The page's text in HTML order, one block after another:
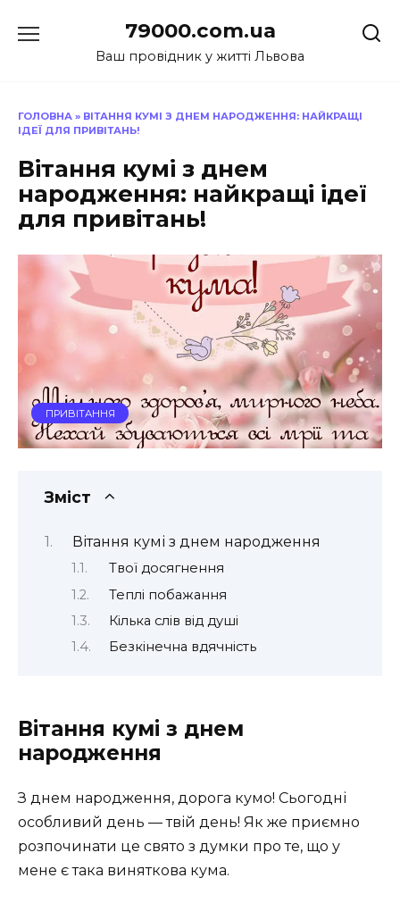
до
79000.com.ua
Ваш провідник у житті Львова
ГОЛОВНА » ВІТАННЯ КУМІ З ДНЕМ НАРОДЖЕННЯ: НАЙКРАЩІ
ІДЕЇ ДЛЯ ПРИВІТАНЬ!
Вітання кумі з днем
народження: найкращі ідеї
для привітань!
ПРИВІТАННЯ
Зміст
Вітання кумі з днем народження
Твої досягнення
Теплі побажання
Кілька слів від душі
Безкінечна вдячність
Вітання кумі з днем
народження
З днем народження, дорога кумо! Сьогодні
особливий день — твій день! Як же приємно
розпочинати це свято з думки про те, що у
мене є така виняткова кума.